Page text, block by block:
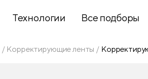
Технологии Все подборы
Корректирующие ленты